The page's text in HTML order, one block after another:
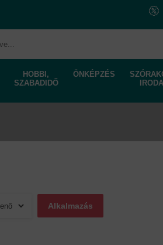
HOBBI,
SZABADIDŐ
ÖNKÉPZÉS